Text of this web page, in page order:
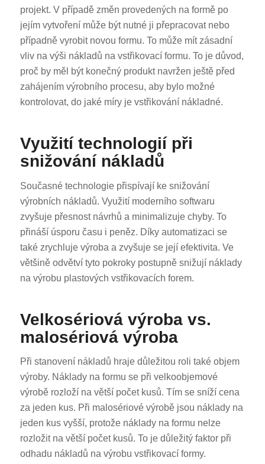
projekt. V případě změn provedených na formě po
jejím vytvoření může být nutné ji přepracovat nebo
případně vyrobit novou formu. To může mít zásadní
vliv na výši nákladů na vstřikovací formu. To je důvod,
proč by měl být konečný produkt navržen ještě před
zahájením výrobního procesu, aby bylo možné
kontrolovat, do jaké míry je vstřikování nákladné.
Využití technologií při
snižování nákladů
Současné technologie přispívají ke snižování
výrobních nákladů. Využití moderního softwaru
zvyšuje přesnost návrhů a minimalizuje chyby. To
přináší úsporu času i peněz. Díky automatizaci se
také zrychluje výroba a zvyšuje se její efektivita. Ve
většině odvětví tyto pokroky postupně snižují náklady
na výrobu plastových vstřikovacích forem.
Velkosériová výroba vs.
malosériová výroba
Při stanovení nákladů hraje důležitou roli také objem
výroby. Náklady na formu se při velkoobjemové
výrobě rozloží na větší počet kusů. Tím se sníží cena
za jeden kus. Při malosériové výrobě jsou náklady na
jeden kus vyšší, protože náklady na formu nelze
rozložit na větší počet kusů. To je důležitý faktor při
odhadu nákladů na výrobu vstřikovací formy.